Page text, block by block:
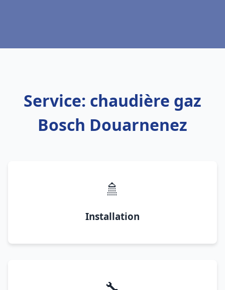
Service: chaudière gaz
Bosch Douarnenez
🚿
Installation